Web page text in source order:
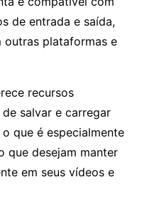
de entrada e saída,
plataformas e
recursos
salvar e carregar
que é especialmente
que desejam manter
em seus vídeos e